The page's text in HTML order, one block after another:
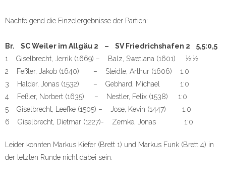
Nachfolgend die Einzelergebnisse der Partien:
Br. SC Weiler im Allgäu 2 – SV Friedrichshafen 2 5,5:0,5
1 Giselbrecht, Jerrik (1669) – Balz, Swetlana (1601) ½:½
2 Feßler, Jakob (1640) – Steidle, Arthur (1606) 1:0
3 Halder, Jonas (1532) – Gebhard, Michael 1:0
4 Feßler, Norbert (1635) – Nestler, Felix (1538) 1:0
5 Giselbrecht, Leefke (1505) – Jose, Kevin (1447) 1:0
6 Giselbrecht, Dietmar (1227)- Zemke, Jonas 1:0
Leider konnten Markus Kiefer (Brett 1) und Markus Funk (Brett 4) in
der letzten Runde nicht dabei sein.